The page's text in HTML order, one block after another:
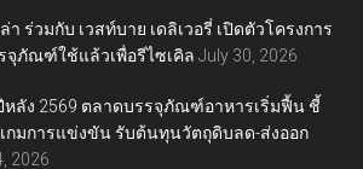
ร่วมกับ เวสท์บาย เดลิเวอรี่ เปิดตัวโครงการ
จุภัณฑ์ใช้แล้วเพื่อรีไซเคิล July 30, 2026
หลัง 2569 ตลาดบรรจุภัณฑ์อาหารเริ่มฟื้น ชี้
กมการแข่งขัน รับต้นทุนวัตถุดิบลด-ส่งออก
2026